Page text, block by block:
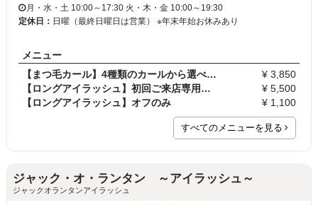
月・水・土 10:00～17:30 火・木・金 10:00～19:30
定休日： 日曜（最終日曜日は営業） ※年末年始お休みあり
メニュー
【まつ毛カール】4種類のカールから選べます
¥ 3,850
【ロングアイラッシュ】初回ご来店専用！60分付け放…
¥ 5,500
【ロングアイラッシュ】オフのみ
¥ 1,100
すべてのメニューを見る
ジャック・オ・ランタン ～アイラッシュ～
ジャックオランタンアイラッシュ